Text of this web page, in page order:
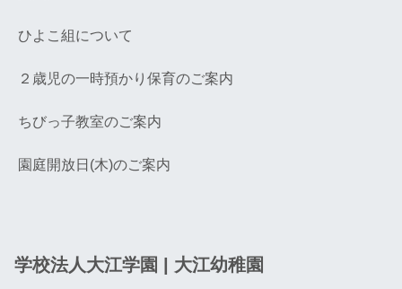
ひよこ組について
２歳児の一時預かり保育のご案内
ちびっ子教室のご案内
園庭開放日(木)のご案内
学校法人大江学園 | 大江幼稚園